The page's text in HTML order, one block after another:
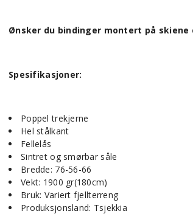
Ønsker du bindinger montert på
Spesifikasjoner:
Poppel trekjerne
Hel stålkant
Fellelås
Sintret og smørbar såle
Bredde: 76-56-66
Vekt: 1900 gr(180cm)
Bruk: Variert fjellterreng
Produksjonsland: Tsjekkia